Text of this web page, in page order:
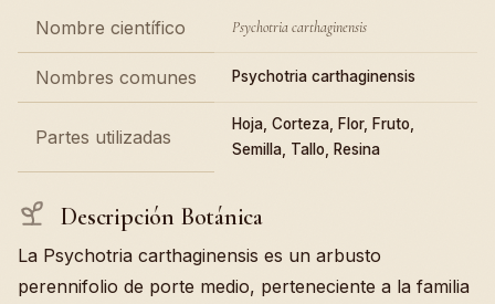
Nombre científico Psychotria carthaginensis
Nombres comunes Psychotria carthaginensis
Partes utilizadas
Hoja, Corteza, Flor, Fruto,
Semilla, Tallo, Resina
Descripción Botánica
La Psychotria carthaginensis es un arbusto
perennifolio de porte medio, perteneciente a la familia